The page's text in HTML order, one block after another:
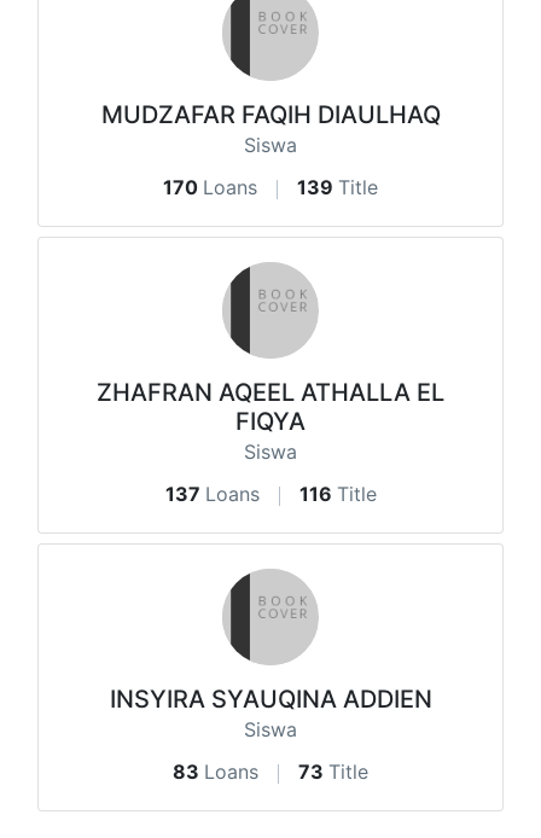
MUDZAFAR FAQIH DIAULHAQ
Siswa
170 Loans 139 Title
ZHAFRAN AQEEL ATHALLA EL
FIQYA
Siswa
137 Loans 116 Title
INSYIRA SYAUQINA ADDIEN
Siswa
83 Loans 73 Title